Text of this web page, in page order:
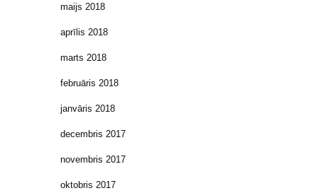
maijs 2018
aprīlis 2018
marts 2018
februāris 2018
janvāris 2018
decembris 2017
novembris 2017
oktobris 2017